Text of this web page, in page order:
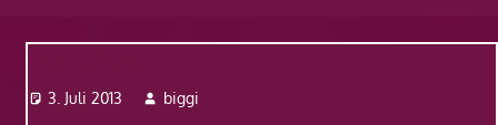
Website
3. Juli 2013 biggi